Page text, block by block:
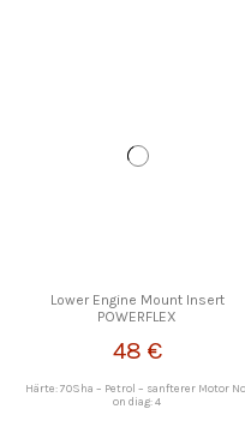
Lower Engine Mount Insert
POWERFLEX
48 €
Härte: 70Sha – Petrol – sanfterer Motor
on diag: 4